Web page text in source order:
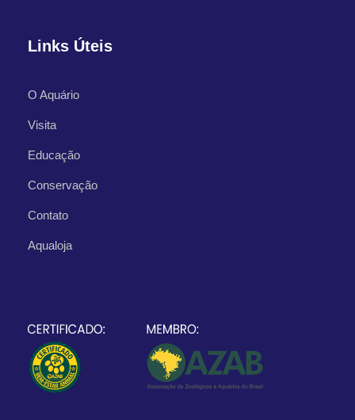
Links Úteis
O Aquário
Visita
Educação
Conservação
Contato
Aqualoja